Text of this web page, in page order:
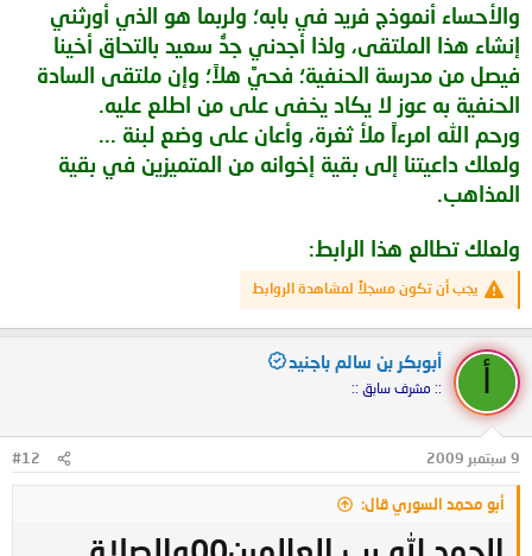
والأحساء أنموذج فريد في بابه؛ ولربما هو الذي أورثني
إنشاء هذا الملتقى، ولذا أجدني جدُّ سعيد بالتحاق أخينا
فيصل من مدرسة الحنفية؛ فحيَّ هلاً؛ وإن ملتقى السادة
الحنفية به عوز لا يكاد يخفى على من اطلع عليه.
ورحم الله امرءاً ملأ ثغرة، وأعان على وضع لبنة ...
ولعلك داعيتنا إلى بقية إخوانه من المتميزين في بقية
المذاهب.
ولعلك تطالع هذا الرابط:
يجب أن تكون مسجلاً لمشاهدة الروابط
أبوبكر بن سالم باجنيد
:: مشرف سابق ::
9 سبتمبر 2009 #12
أبو محمد السوري قال: